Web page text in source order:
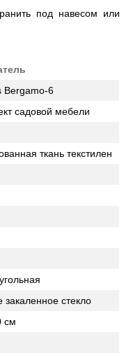
под навесом или
Bergamo-6
садовой мебели
ткань текстилен
закаленное стекло
см